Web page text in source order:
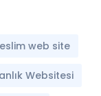
web site
Websitesi